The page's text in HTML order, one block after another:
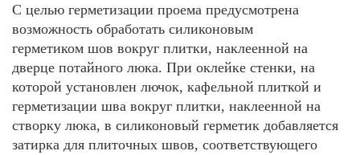
С целью герметизации проема предусмотрена
возможность обработать силиконовым
герметиком шов вокруг плитки, наклеенной на
дверце потайного люка. При оклейке стенки, на
которой установлен лючок, кафельной плиткой и
герметизации шва вокруг плитки, наклеенной на
створку люка, в силиконовый герметик добавляется
затирка для плиточных швов, соответствующего